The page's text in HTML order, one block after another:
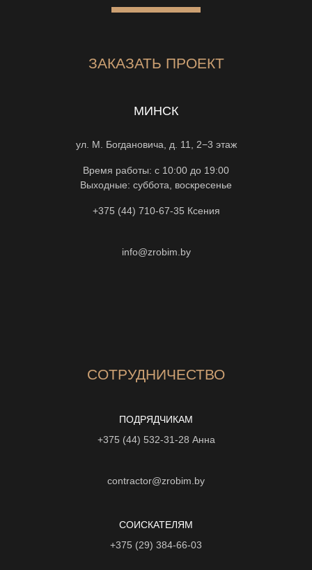
ЗАКАЗАТЬ ПРОЕКТ
МИНСК
ул. М. Богдановича, д. 11, 2−3 этаж
Время работы: с 10:00 до 19:00
Выходные: суббота, воскресенье
+375 (44) 710-67-35 Ксения
info@zrobim.by
СОТРУДНИЧЕСТВО
ПОДРЯДЧИКАМ
+375 (44) 532-31-28 Анна
contractor@zrobim.by
СОИСКАТЕЛЯМ
+375 (29) 384-66-03